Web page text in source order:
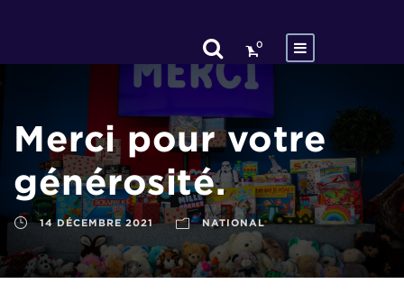
0
Merci pour votre
générosité.
14 DÉCEMBRE 2021 NATIONAL